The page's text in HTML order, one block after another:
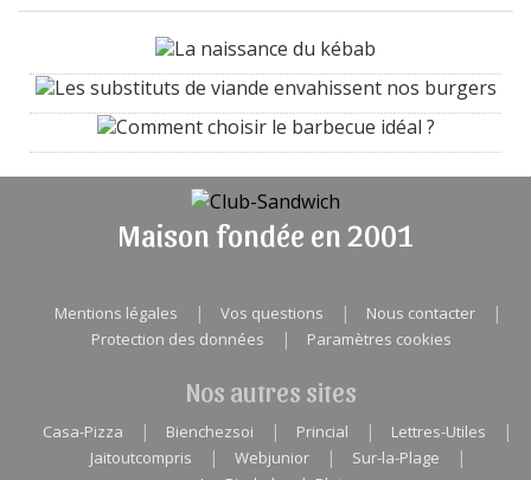
La naissance du kébab
Les substituts de viande envahissent nos burgers
Comment choisir le barbecue idéal ?
Maison fondée en 2001
Mentions légales | Vos questions | Nous contacter |
Protection des données | Paramètres cookies
Nos autres sites
Casa-Pizza | Bienchezsoi | Princial | Lettres-Utiles |
Jaitoutcompris | Webjunior | Sur-la-Plage |